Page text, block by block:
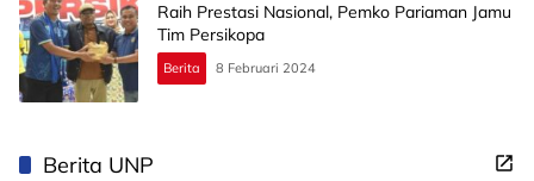
Raih Prestasi Nasional, Pemko Pariaman Jamu
Tim Persikopa
Berita 8 Februari 2024
Berita UNP